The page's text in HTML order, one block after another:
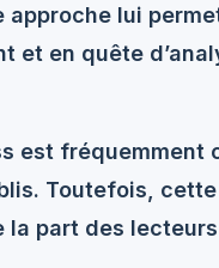
lui
et en quête
est fréquemment
Toutefois,
la part des